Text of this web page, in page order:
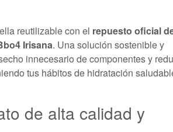
reutilizable con el repuesto oficial
Irisana. Una solución sostenible y
innecesario de componentes y
tus hábitos de hidratación
de alta calidad y